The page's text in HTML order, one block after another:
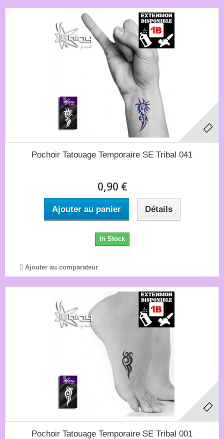
Pochoir Tatouage Temporaire SE Tribal 041
0,90 €
Ajouter au panier Détails
In Stock
Ajouter au comparateur
Pochoir Tatouage Temporaire SE Tribal 001